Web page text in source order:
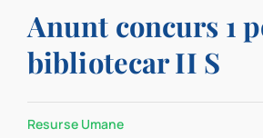
Servicii
Evenimente
Anunt concurs 1
bibliotecar II S
Resurse Umane